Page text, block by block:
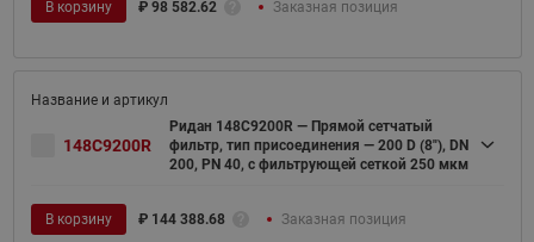
В корзину ₽ 98 582.62 Заказная позиция
148C9200R
Ридан 148C9200R — Прямой сетчатый
фильтр, тип присоединения — 200 D (8"), DN
200, PN 40, c фильтрующей сеткой 250 мкм
В корзину ₽ 144 388.68 Заказная позиция